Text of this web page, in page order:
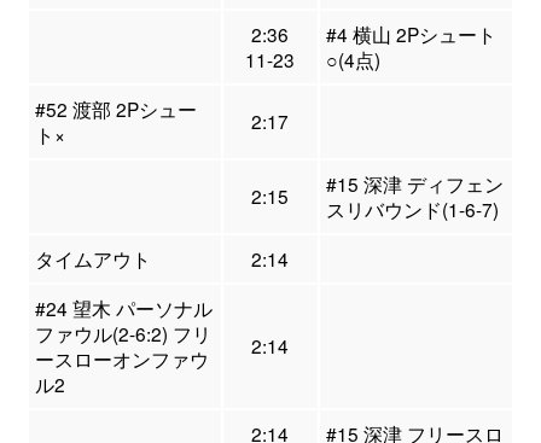
2:36
11-23
#4 横山 2Pシュート
○(4点)
#52 渡部 2Pシュー
ト×
2:17
2:15
#15 深津 ディフェン
スリバウンド(1-6-7)
タイムアウト
2:14
#24 望木 パーソナル
ファウル(2-6:2) フリ
ースローオンファウ
ル2
2:14
2:14 #15 深津 フリースロ